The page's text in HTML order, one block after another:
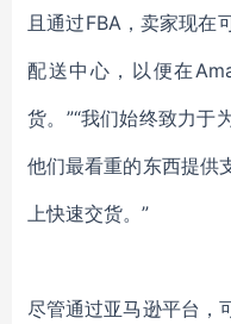
且通过FBA，卖家现在
配送中心，以便在
货。”“我们始终致力于
他们最看重的东西提
上快速交货。”
尽管通过亚马逊平台，